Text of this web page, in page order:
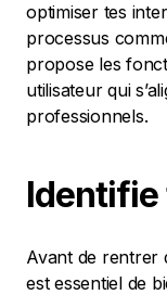
optimiser tes
processus
propose les
utilisateur qui
professionnels.
Identifie
Avant de rentrer
est essentiel de